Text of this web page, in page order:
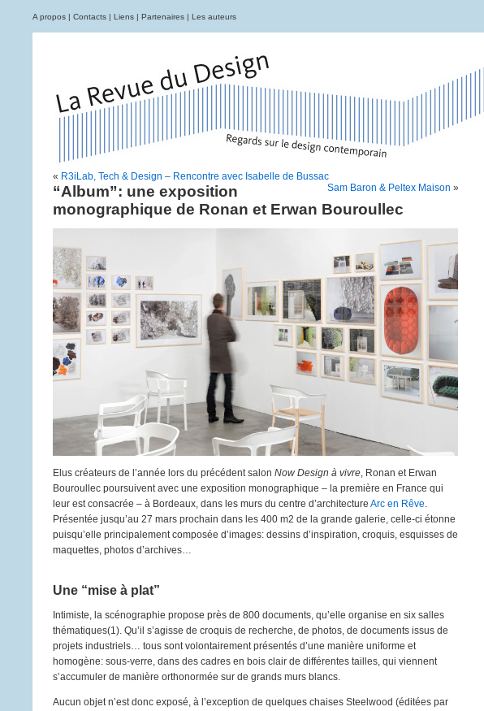
A propos | Contacts | Liens | Partenaires | Les auteurs
« R3iLab, Tech & Design – Rencontre avec Isabelle de Bussac
Sam Baron & Peltex Maison »
“Album”: une exposition
monographique de Ronan et Erwan Bouroullec
Elus créateurs de l’année lors du précédent salon Now Design à vivre, Ronan et Erwan
Bouroullec poursuivent avec une exposition monographique – la première en France qui
leur est consacrée – à Bordeaux, dans les murs du centre d’architecture Arc en Rêve.
Présentée jusqu’au 27 mars prochain dans les 400 m2 de la grande galerie, celle-ci étonne
puisqu’elle principalement composée d’images: dessins d’inspiration, croquis, esquisses de
maquettes, photos d’archives…
Une “mise à plat”
Intimiste, la scénographie propose près de 800 documents, qu’elle organise en six salles
thématiques(1). Qu’il s’agisse de croquis de recherche, de photos, de documents issus de
projets industriels… tous sont volontairement présentés d’une manière uniforme et
homogène: sous-verre, dans des cadres en bois clair de différentes tailles, qui viennent
s’accumuler de manière orthonormée sur de grands murs blancs.
Aucun objet n’est donc exposé, à l’exception de quelques chaises Steelwood (éditées par